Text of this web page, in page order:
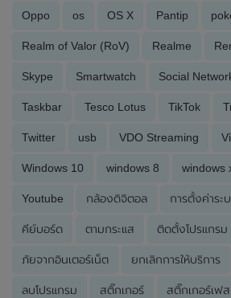
Oppo os OS X Pantip
Realm of Valor (RoV) Realme
Skype Smartwatch Social
Taskbar Tesco Lotus TikTok
Twitter usb VDO Streaming
Windows 10 windows 8 windows
Youtube กล้องดิจิตอล การตั้งค่าระ
คีย์บอร์ด ตามกระแส ติดตั้งโปรแกรม
ภัยจากอินเตอร์เน็ต ยกเลิกการให้บริการ
ลบโปรแกรม สติ๊กเกอร์ สติ๊กเกอร์เฟ